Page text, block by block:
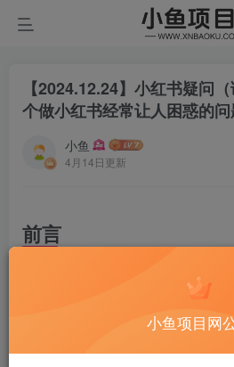
【2024.12.24】小红书疑问
个做小红书经常让人困惑的
小鱼
4月14日更新
前言
日常混迹各种小红书相关的社群，
务，因此结识了不少从事小红书的
流，结合自己一路做小红书过来踩
记录常见的小红书“谣言”，并尝试
小鱼项目网